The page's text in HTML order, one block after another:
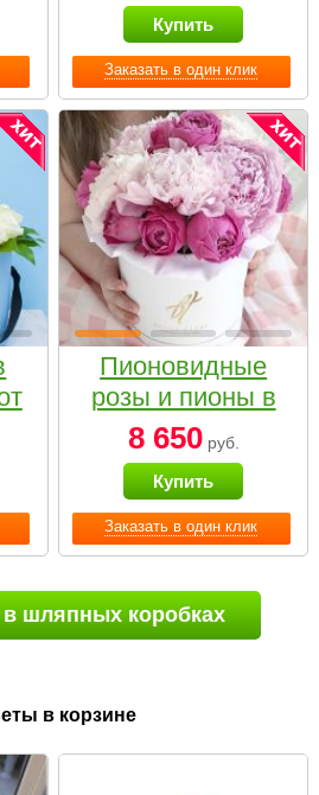
Заказать в один клик
Купить
Заказать в один клик
Пионовидные
розы и пионы в
белой коробке
Small
8 650руб.
Купить
шляпных коробках
в корзине